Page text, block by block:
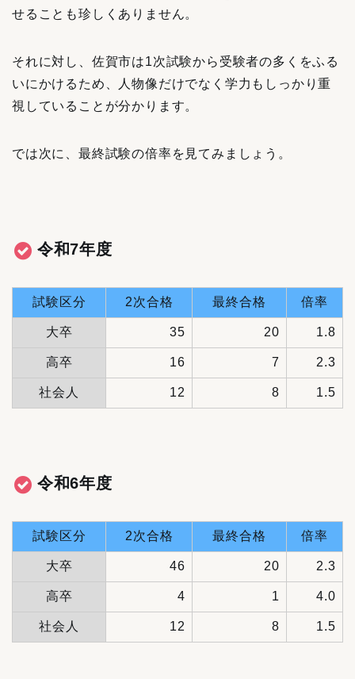
せることも珍しくありません。
それに対し、佐賀市は1次試験から受験者の多くをふる
いにかけるため、人物像だけでなく学力もしっかり重
視していることが分かります。
では次に、最終試験の倍率を見てみましょう。
令和7年度
試験区分 2次合格 最終合格 倍率
大卒 35 20 1.8
高卒 16 7 2.3
社会人 12 8 1.5
令和6年度
試験区分 2次合格 最終合格 倍率
大卒 46 20 2.3
高卒 4 1 4.0
社会人 12 8 1.5